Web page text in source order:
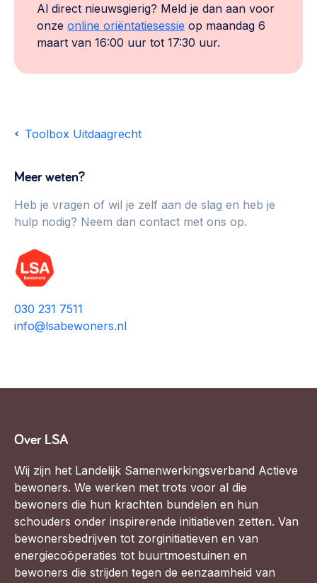
Al direct nieuwsgierig? Meld je dan aan voor
onze online oriëntatiesessie op maandag 6
maart van 16:00 uur tot 17:30 uur.
Toolbox Uitdaagrecht
Meer weten?
Heb je vragen of wil je zelf aan de slag en heb je
hulp nodig? Neem dan contact met ons op.
030 231 7511
info@lsabewoners.nl
Over LSA
Wij zijn het Landelijk Samenwerkingsverband Actieve
bewoners. We werken met trots voor al die
bewoners die hun krachten bundelen en hun
schouders onder inspirerende initiatieven zetten. Van
bewonersbedrijven tot zorginitiatieven en van
energiecoöperaties tot buurtmoestuinen en
bewoners die strijden tegen de eenzaamheid van